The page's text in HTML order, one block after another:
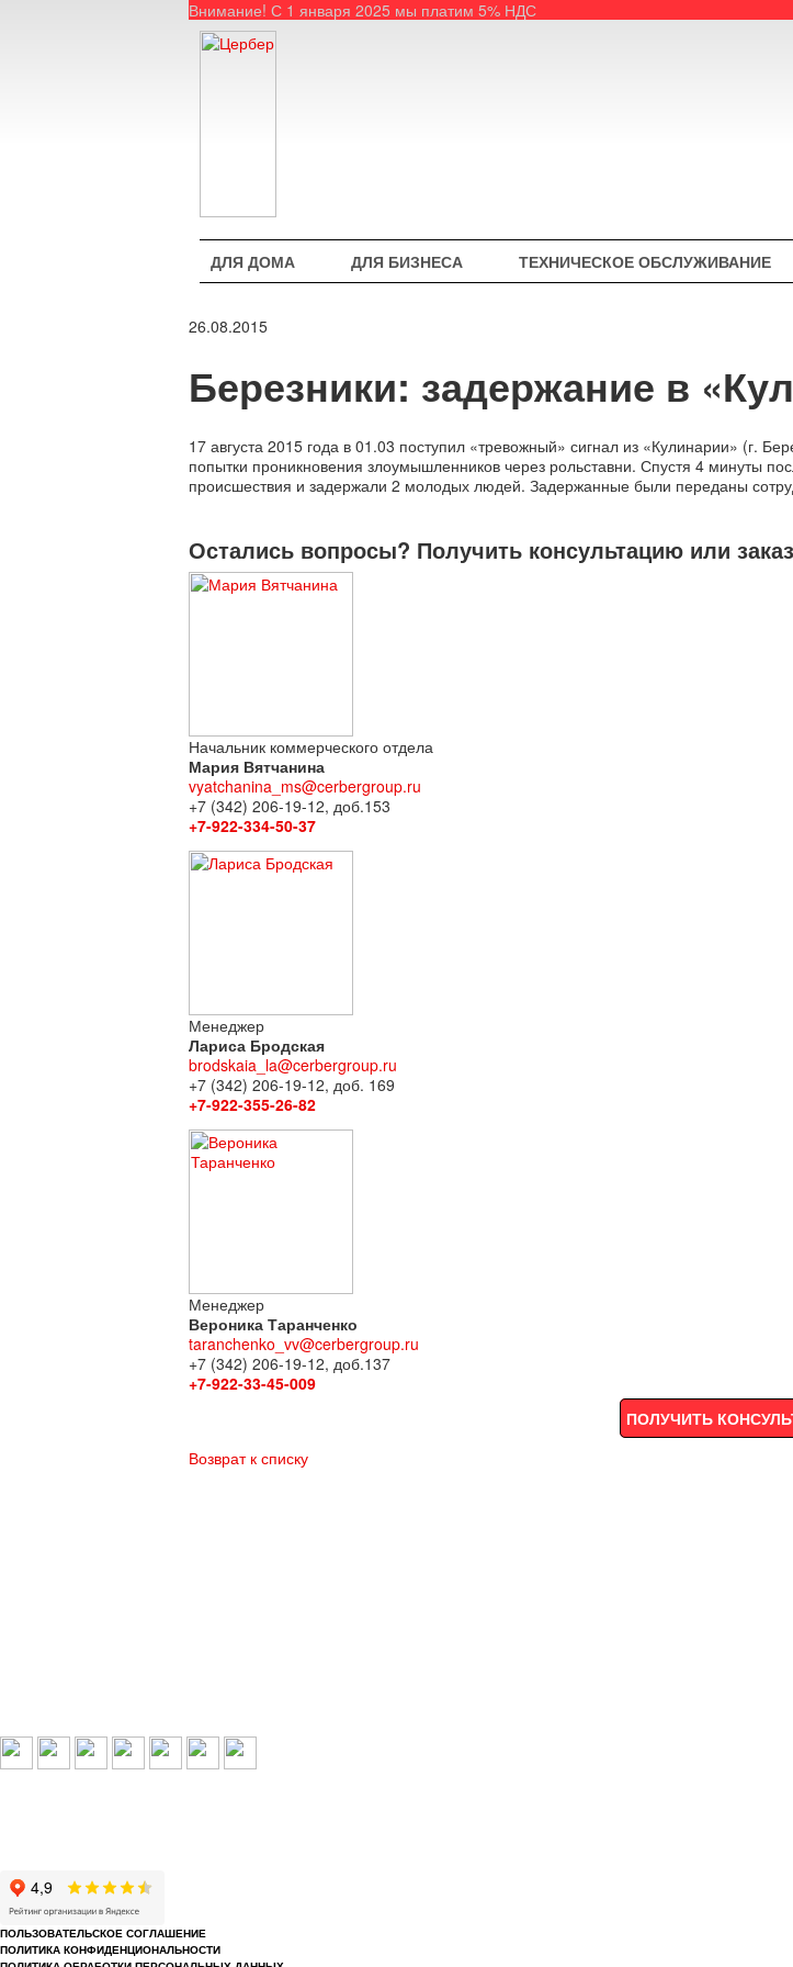
Внимание! С 1 января 2025 мы платим 5% НДС
ДЛЯ ДОМА ДЛЯ БИЗНЕСА ТЕХНИЧЕСКОЕ ОБСЛУЖИВАНИЕ
26.08.2015
Березники: задержание в
17 августа 2015 года в 01.03 поступил «тревожный» сигнал из «Кулинарии» (г.
попытки проникновения злоумышленников через рольставни. Спустя 4 минуты
происшествия и задержали 2 молодых людей. Задержанные были переданы
Остались вопросы? Получить консультацию или
Начальник коммерческого отдела
Мария Вятчанина
vyatchanina_ms@cerbergroup.ru
+7 (342) 206-19-12, доб.153
+7-922-334-50-37
Менеджер
Лариса Бродская
brodskaia_la@cerbergroup.ru
+7 (342) 206-19-12, доб. 169
+7-922-355-26-82
Менеджер
Вероника Таранченко
taranchenko_vv@cerbergroup.ru
+7 (342) 206-19-12, доб.137
+7-922-33-45-009
ПОЛУЧИТЬ
Возврат к списку
ПОЛЬЗОВАТЕЛЬСКОЕ СОГЛАШЕНИЕ
ПОЛИТИКА КОНФИДЕНЦИОНАЛЬНОСТИ